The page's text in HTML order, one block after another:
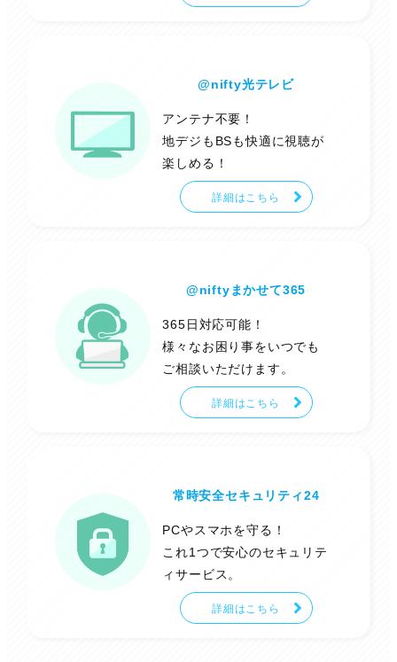
@nifty光テレビ
アンテナ不要！
地デジもBSも快適に視聴が
楽しめる！
詳細はこちら
@niftyまかせて365
365日対応可能！
様々なお困り事をいつでも
ご相談いただけます。
詳細はこちら
常時安全セキュリティ24
PCやスマホを守る！
これ1つで安心のセキュリテ
ィサービス。
詳細はこちら